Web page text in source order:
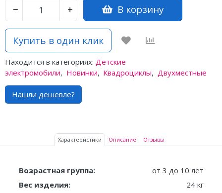
− + В корзину
Купить в один клик
Находится в категориях: Детские
электромобили, Новинки, Квадроциклы, Двухместные
Нашли дешевле?
Характеристики Описание Отзывы
Возрастная группа:
от 3 до 10 лет
Вес изделия:
24 кг